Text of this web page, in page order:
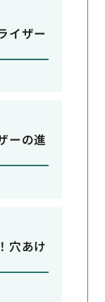
イザー
ーの進
穴あけ